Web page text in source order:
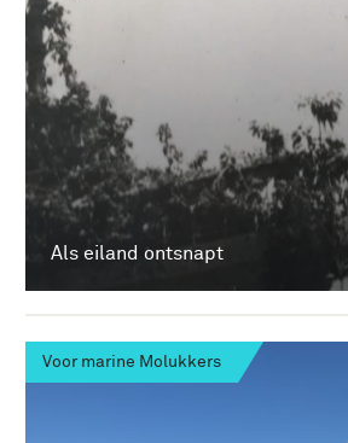
Als eiland ontsnapt
Voor marine Molukkers